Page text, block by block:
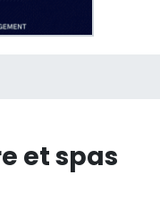
et spas